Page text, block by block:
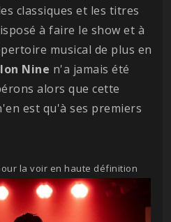
classiques et les titres
à faire le show et à
musical de plus en
Nine n'a jamais été
alors que cette
est qu'à ses premiers
la voir en haute définition